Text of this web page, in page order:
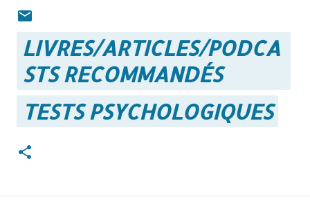
LIVRES/ARTICLES/PODCA
STS RECOMMANDÉS
TESTS PSYCHOLOGIQUES